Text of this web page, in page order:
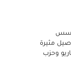
مثيرة
وحزب